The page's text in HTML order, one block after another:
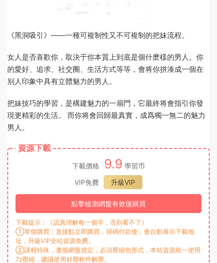
《黑洞吸引》——一種可複制性又不可複制的把妹流程。
女人是否喜歡你，取決于你本質上到底是個什麽樣的男人。你
的愛好、追求、社交圈、生活方式等等，會将你拼湊成一個在
别人印象中具有立體魅力的男人。
把妹技巧的學習，是構建魅力的一扇門，它最終将會指引你發
現更精彩的生活。 而你将會回歸最真實，成爲獨一無二的魅力
男人。
資源下載
下載價格 9.9 學習币
VIP免費
升級VIP
點擊檢測網盤有效後購買
下載提示：（認真理解每一個字，否則看不了）
①單個購買：直接點立即購買，掃碼付款後，會自動展示下載地
址，升級VIP全站資源免費。
②課程特殊，遵循網盤規定，必須壓縮包形式，本站資源統一使用
7z壓縮，建議使用好壓軟件解壓。